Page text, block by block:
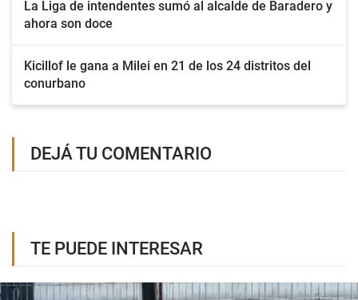
La Liga de intendentes sumó al alcalde de Baradero y
ahora son doce
Kicillof le gana a Milei en 21 de los 24 distritos del
conurbano
DEJÁ TU COMENTARIO
TE PUEDE INTERESAR